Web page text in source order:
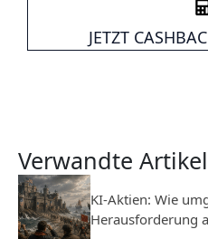
JETZT
Verwandte Artikel
KI-Aktien: Wie
Herausforderung